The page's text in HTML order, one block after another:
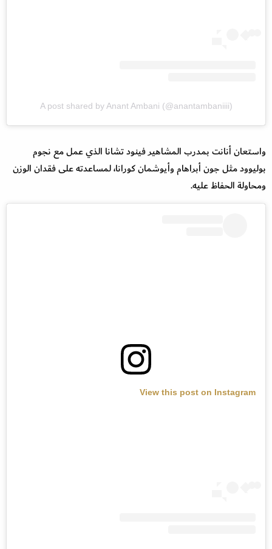
A post shared by Anant Ambani (@anantambaniiii)
واستعان أنانت بمدرب المشاهير فينود تشانا الذي عمل مع نجوم
بوليوود مثل جون أبراهام وأيوشمان كورانا، لمساعدته على فقدان الوزن
ومحاولة الحفاظ عليه.
View this post on Instagram